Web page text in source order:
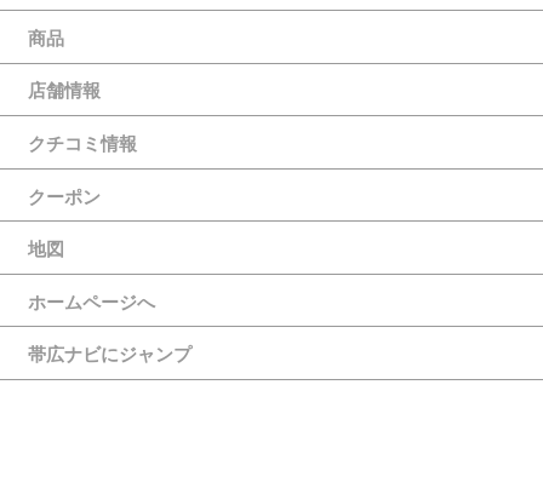
商品
店舗情報
クチコミ情報
クーポン
地図
ホームページへ
帯広ナビにジャンプ